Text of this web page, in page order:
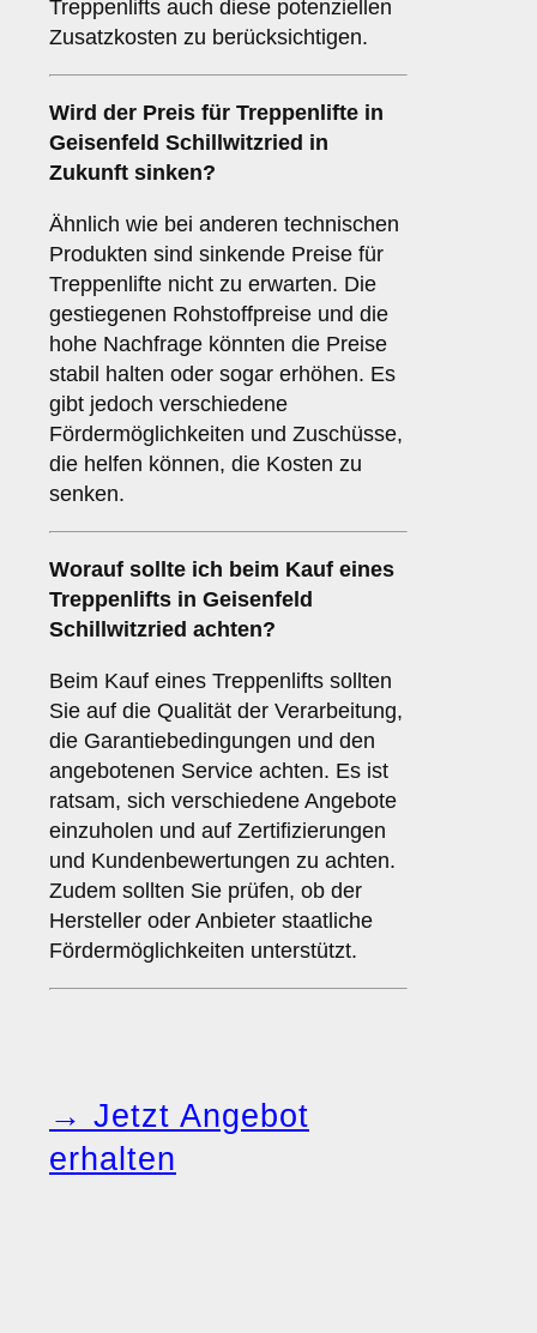
Treppenlifts auch diese potenziellen
Zusatzkosten zu berücksichtigen.
Wird der Preis für Treppenlifte in
Geisenfeld Schillwitzried in
Zukunft sinken?
Ähnlich wie bei anderen technischen
Produkten sind sinkende Preise für
Treppenlifte nicht zu erwarten. Die
gestiegenen Rohstoffpreise und die
hohe Nachfrage könnten die Preise
stabil halten oder sogar erhöhen. Es
gibt jedoch verschiedene
Fördermöglichkeiten und Zuschüsse,
die helfen können, die Kosten zu
senken.
Worauf sollte ich beim Kauf eines
Treppenlifts in Geisenfeld
Schillwitzried achten?
Beim Kauf eines Treppenlifts sollten
Sie auf die Qualität der Verarbeitung,
die Garantiebedingungen und den
angebotenen Service achten. Es ist
ratsam, sich verschiedene Angebote
einzuholen und auf Zertifizierungen
und Kundenbewertungen zu achten.
Zudem sollten Sie prüfen, ob der
Hersteller oder Anbieter staatliche
Fördermöglichkeiten unterstützt.
→ Jetzt Angebot
erhalten